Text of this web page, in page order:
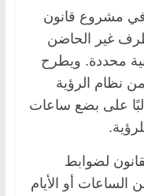
في مشروع قانون
غير الحاضن
محددة. ويطرح
من نظام الرؤية
على بضع ساعات
لضوابط
أو الأيام